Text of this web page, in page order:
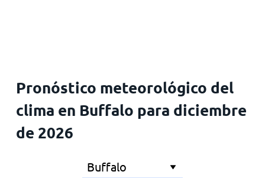
Pronóstico meteorológico del
clima en Buffalo para diciembre
de 2026